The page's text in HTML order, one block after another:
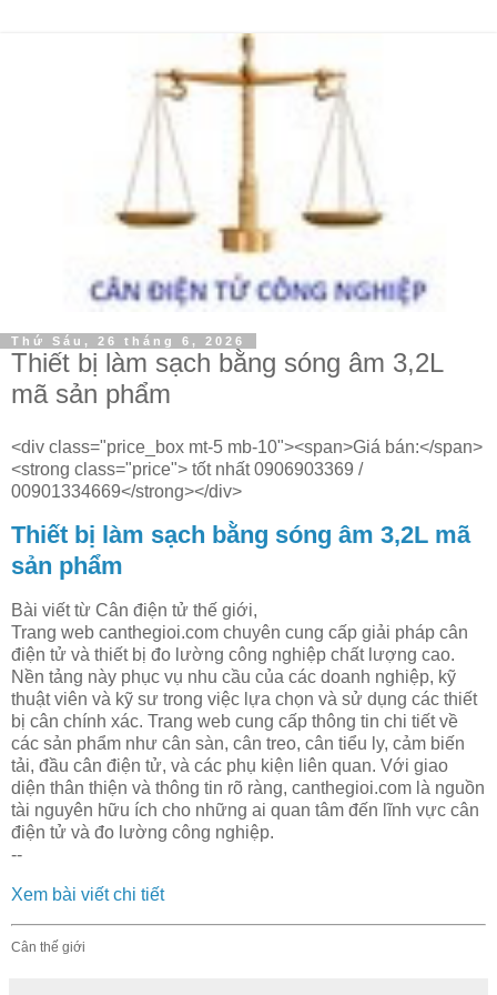
Thứ Sáu, 26 tháng 6, 2026
Thiết bị làm sạch bằng sóng âm 3,2L
mã sản phẩm
<div class="price_box mt-5 mb-10"><span>Giá bán:</span>
<strong class="price"> tốt nhất 0906903369 /
00901334669</strong></div>
Thiết bị làm sạch bằng sóng âm 3,2L mã
sản phẩm
Bài viết từ Cân điện tử thế giới,
Trang web canthegioi.com chuyên cung cấp giải pháp cân
điện tử và thiết bị đo lường công nghiệp chất lượng cao.
Nền tảng này phục vụ nhu cầu của các doanh nghiệp, kỹ
thuật viên và kỹ sư trong việc lựa chọn và sử dụng các thiết
bị cân chính xác. Trang web cung cấp thông tin chi tiết về
các sản phẩm như cân sàn, cân treo, cân tiểu ly, cảm biến
tải, đầu cân điện tử, và các phụ kiện liên quan. Với giao
diện thân thiện và thông tin rõ ràng, canthegioi.com là nguồn
tài nguyên hữu ích cho những ai quan tâm đến lĩnh vực cân
điện tử và đo lường công nghiệp.
--
Xem bài viết chi tiết
Cân thế giới